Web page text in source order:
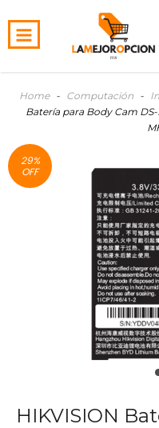
Home - Computación -
Batería para Body Cam DS-
29%
OFF
HIKVISION